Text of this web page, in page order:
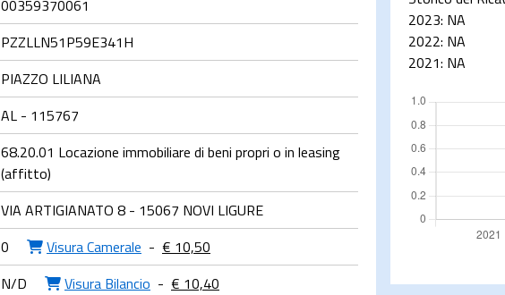
00359370061
PZZLLN51P59E341H
PIAZZO LILIANA
AL - 115767
68.20.01 Locazione immobiliare di beni propri o in leasing
(affitto)
VIA ARTIGIANATO 8 - 15067 NOVI LIGURE
0 Visura Camerale - € 10,50
N/D Visura Bilancio - € 10,40
2023: NA
2022: NA
2021: NA